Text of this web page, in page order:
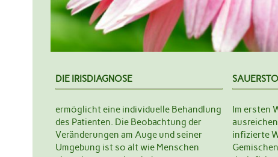
DIE IRISDIAGNOSE
ermöglicht eine individuelle Behandlung
des Patienten. Die Beobachtung der
Veränderungen am Auge und seiner
Umgebung ist so alt wie Menschen
Im ersten
infizierte